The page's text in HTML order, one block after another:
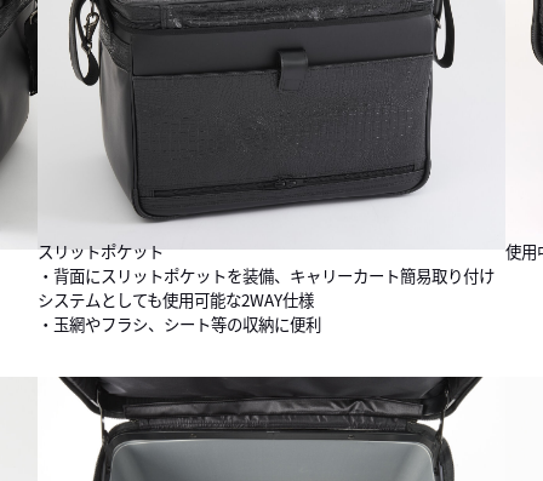
スリットポケット
・背面にスリットポケットを装備、キャリーカート簡易取り付け
システムとしても使用可能な2WAY仕様
・玉網やフラシ、シート等の収納に便利
使用